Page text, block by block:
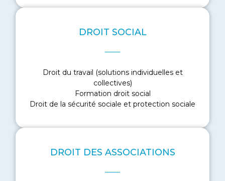
EN SAVOIR PLUS
DROIT SOCIAL
Droit du travail (solutions individuelles et
collectives)
Formation droit social
Droit de la sécurité sociale et protection sociale
DROIT DES ASSOCIATIONS